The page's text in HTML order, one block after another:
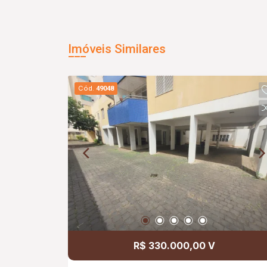
Imóveis Similares
Cód. 49048
R$ 330.000,00 V